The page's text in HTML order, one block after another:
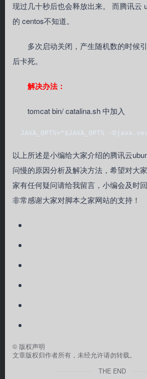
现过几十秒后也会释放出来。 而腾讯云
的 centos不知道。
多次启动关闭，产生随机数的时候
后卡死。
解决办法：
tomcat bin/ catalina.sh 中加入
JAVA_OPTS="$JAVA_OPTS -
以上所述是小编给大家介绍的腾讯云
问慢的原因分析及解决方法，希望对大
家有任何疑问请给我留言，小编会及时
非常感谢大家对脚本之家网站的支持！
© 版权声明
文章版权归作者所有，未经允许请勿转载。
THE END